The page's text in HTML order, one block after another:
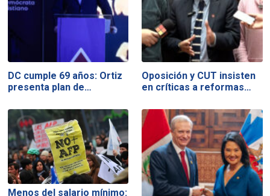
DC cumple 69 años: Ortiz
presenta plan de…
Oposición y CUT insisten
en críticas a reformas…
Menos del salario mínimo: